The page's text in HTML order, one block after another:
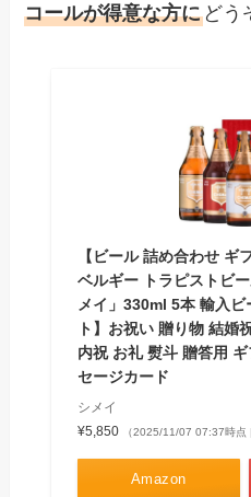
コールが得意な方に どう
【ビール 詰め合わせ ギ
ベルギー トラピストビ
メイ」330ml 5本 輸入ビ
ト】お祝い 贈り物 結婚
内祝 お礼 熨斗 贈答用
セージカード
シメイ
¥5,850
（2025/11/07 07:37時点
Amazon